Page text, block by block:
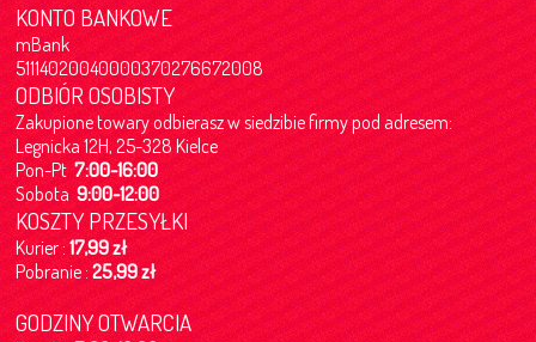
KONTO BANKOWE
mBank
51114020040000370276672008
ODBIÓR OSOBISTY
Zakupione towary odbierasz w siedzibie firmy pod adresem:
Legnicka 12H, 25-328 Kielce
Pon-Pt7:00-16:00
Sobota9:00-12:00
KOSZTY PRZESYŁKI
Kurier :17,99 zł
Pobranie :25,99 zł
GODZINY OTWARCIA